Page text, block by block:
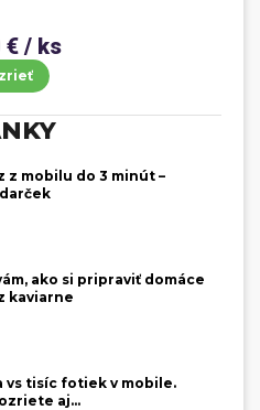
€ / ks
z mobilu do 3 minút –
ako si pripraviť domáce
kaviarne
vs tisíc fotiek v mobile.
aj...